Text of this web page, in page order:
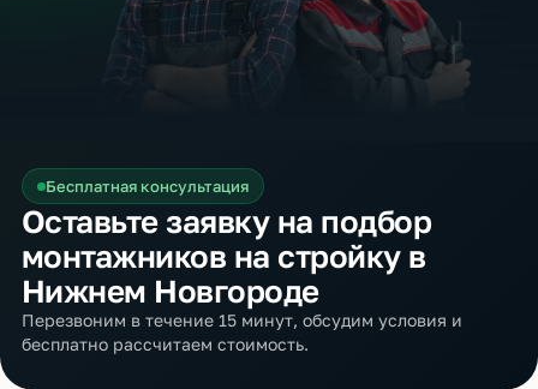
Бесплатная консультация
Оставьте заявку на подбор
монтажников на стройку в
Нижнем Новгороде
Перезвоним в течение 15 минут, обсудим условия и
бесплатно рассчитаем стоимость.